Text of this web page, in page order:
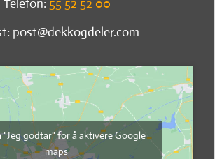
Telefon: 55 52 52 00
post@dekkogdeler.com
"Jeg godtar" for å aktivere Google
maps